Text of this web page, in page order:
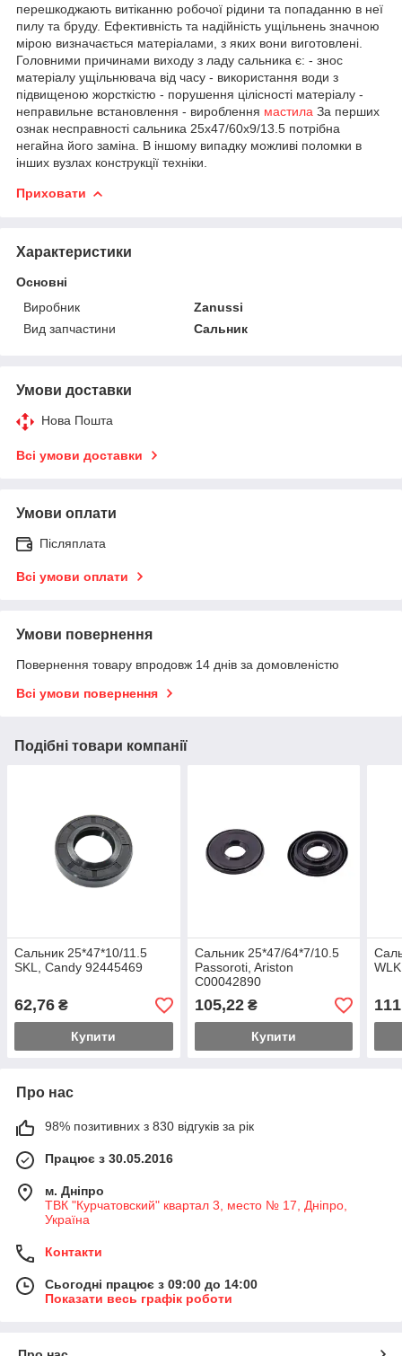
перешкоджають витіканню робочої рідини та попаданню в неї
пилу та бруду. Ефективність та надійність ущільнень значною
мірою визначається матеріалами, з яких вони виготовлені.
Головними причинами виходу з ладу сальника є: - знос
матеріалу ущільнювача від часу - використання води з
підвищеною жорсткістю - порушення цілісності матеріалу -
неправильне встановлення - вироблення мастила За перших
ознак несправності сальника 25х47/60х9/13.5 потрібна
негайна його заміна. В іншому випадку можливі поломки в
інших вузлах конструкції техніки.
Приховати
Характеристики
Основні
Виробник
Zanussi
Вид запчастини
Сальник
Умови доставки
Нова Пошта
Всі умови доставки
Умови оплати
Післяплата
Всі умови оплати
Умови повернення
Повернення товару впродовж 14 днів за домовленістю
Всі умови повернення
Подібні товари компанії
Сальник 25*47*10/11.5
SKL, Candy 92445469
62,76 ₴
Купити
Сальник 25*47/64*7/10.5
Passoroti, Ariston
C00042890
105,22₴
Купити
Про нас
98% позитивних з 830 відгуків за рік
Працює з 30.05.2016
м. Дніпро
ТВК "Курчатовский" квартал 3, место № 17, Дніпро,
Україна
Контакти
Сьогодні працює з 09:00 до 14:00
Показати весь графік роботи